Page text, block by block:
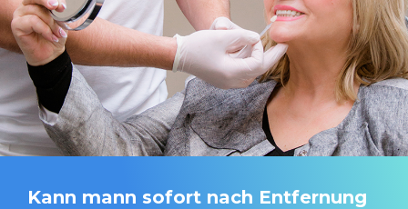
Kann mann sofort nach Entfernung